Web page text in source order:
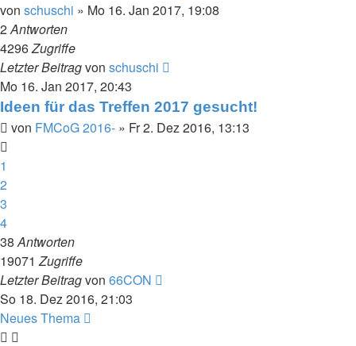
von schuschi » Mo 16. Jan 2017, 19:08
2Antworten
4296Zugriffe
Letzter Beitragvon schuschi
Mo 16. Jan 2017, 20:43
Ideen für das Treffen 2017 gesucht!
von FMCoG 2016- » Fr 2. Dez 2016, 13:13
1
2
3
4
38Antworten
19071Zugriffe
Letzter Beitragvon 66CON
So 18. Dez 2016, 21:03
Neues Thema